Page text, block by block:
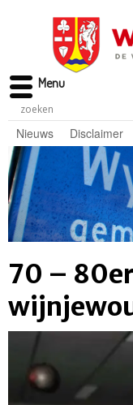
Nieuws Disclaimer
70 –
Menu